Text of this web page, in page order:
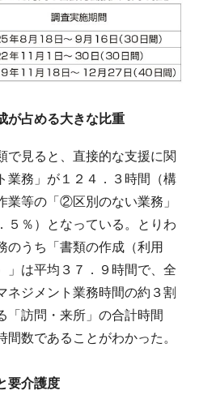
が占める大きな比重
見ると、直接的な支援に関
務」が１２４．３時間（構
業等の「②区別のない業務」
５％）となっている。とりわ
うち「書類の作成（利用
」は平均３７．９時間で、全
ネジメント業務時間の約３割
「訪問・来所」の合計時間
間数であることがわかった。
要介護度